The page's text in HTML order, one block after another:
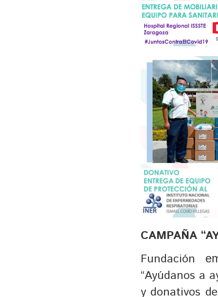
CAMPAÑA
Fundación
“Ayúdanos a
y donativos